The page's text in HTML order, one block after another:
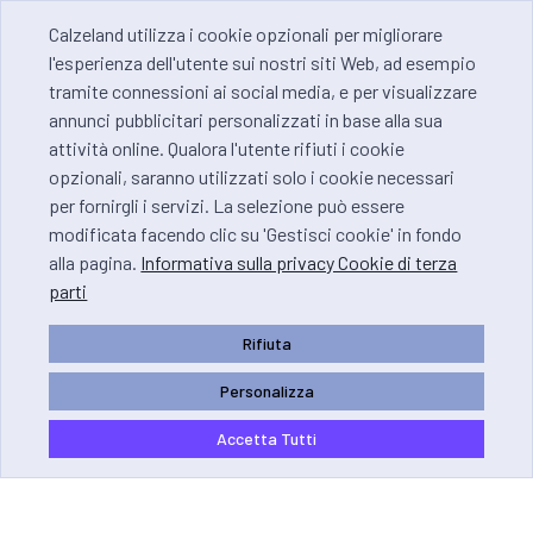
Calzeland utilizza i cookie opzionali per migliorare
l'esperienza dell'utente sui nostri siti Web, ad esempio
tramite connessioni ai social media, e per visualizzare
annunci pubblicitari personalizzati in base alla sua
attività online. Qualora l'utente rifiuti i cookie
opzionali, saranno utilizzati solo i cookie necessari
per fornirgli i servizi. La selezione può essere
modificata facendo clic su 'Gestisci cookie' in fondo
alla pagina. Informativa sulla privacy Cookie di terza
parti
Rifiuta
Personalizza
Accetta Tutti